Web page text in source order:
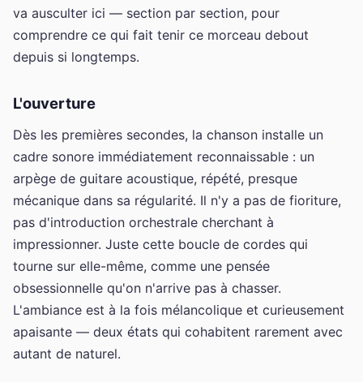
va ausculter ici — section par section, pour
comprendre ce qui fait tenir ce morceau debout
depuis si longtemps.
L'ouverture
Dès les premières secondes, la chanson installe un
cadre sonore immédiatement reconnaissable : un
arpège de guitare acoustique, répété, presque
mécanique dans sa régularité. Il n'y a pas de fioriture,
pas d'introduction orchestrale cherchant à
impressionner. Juste cette boucle de cordes qui
tourne sur elle-même, comme une pensée
obsessionnelle qu'on n'arrive pas à chasser.
L'ambiance est à la fois mélancolique et curieusement
apaisante — deux états qui cohabitent rarement avec
autant de naturel.